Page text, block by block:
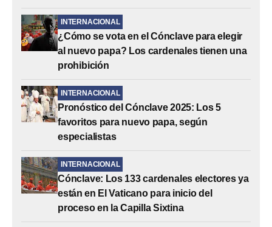
INTERNACIONAL
¿Cómo se vota en el Cónclave para elegir
al nuevo papa? Los cardenales tienen una
prohibición
INTERNACIONAL
Pronóstico del Cónclave 2025: Los 5
favoritos para nuevo papa, según
especialistas
INTERNACIONAL
Cónclave: Los 133 cardenales electores ya
están en El Vaticano para inicio del
proceso en la Capilla Sixtina